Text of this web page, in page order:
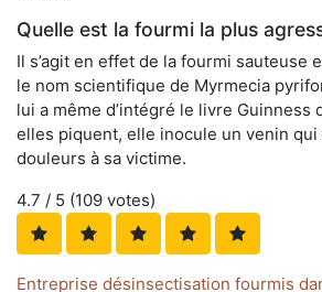
Quelle est la fourmi la plus
Il s’agit en effet de la fourmi sauteuse
le nom scientifique de Myrmecia
lui a même d’intégré le livre Guinness
elles piquent, elle inocule un venin qui
douleurs à sa victime.
4.7 / 5 (109 votes)
Entreprise désinsectisation fourmis